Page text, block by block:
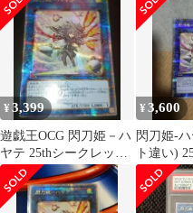
PSA10
¥3,399
遊戯王OCG 閃刀姫－ハ
ヤテ 25thシークレッ
ト クオシク 絵違い
¥3,600
閃刀姫-
ト違い)
[QCAC-